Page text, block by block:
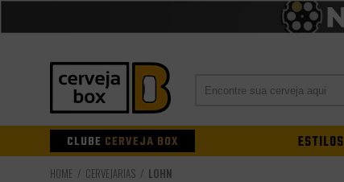
CLUBE CERVEJA BOX ESTILOS
CERVEJARIAS LOHN